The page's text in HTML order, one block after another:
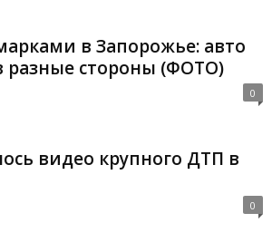
в Запорожье: авто
разные стороны (ФОТО)
0
видео крупного ДТП в
0